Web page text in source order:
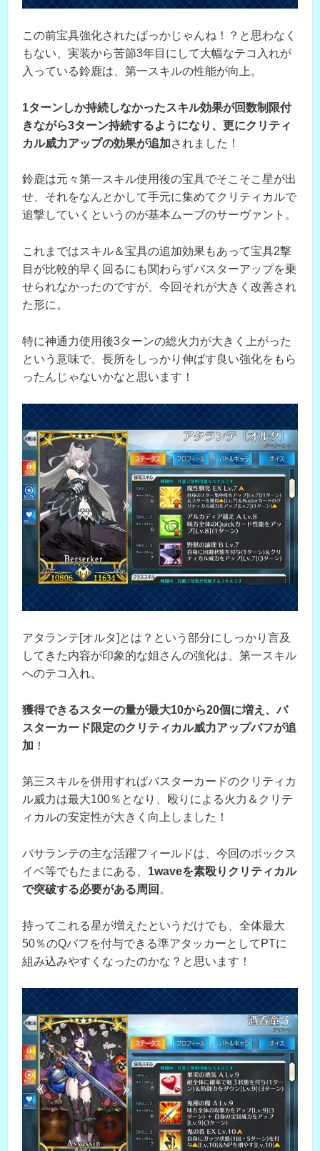
この前宝具強化されたばっかじゃんね！？と思わなく
もない、実装から苦節3年目にして大幅なテコ入れが
入っている鈴鹿は、第一スキルの性能が向上。
1ターンしか持続しなかったスキル効果が回数制限付
きながら3ターン持続するようになり、更にクリティ
カル威力アップの効果が追加されました！
鈴鹿は元々第一スキル使用後の宝具でそこそこ星が出
せ、それをなんとかして手元に集めてクリティカルで
追撃していくというのが基本ムーブのサーヴァント。
これまではスキル＆宝具の追加効果もあって宝具2撃
目が比較的早く回るにも関わらずバスターアップを乗
せられなかったのですが、今回それが大きく改善され
た形に。
特に神通力使用後3ターンの総火力が大きく上がった
という意味で、長所をしっかり伸ばす良い強化をもら
ったんじゃないかなと思います！
アタランテ[オルタ]とは？という部分にしっかり言及
してきた内容が印象的な姐さんの強化は、第一スキル
へのテコ入れ。
獲得できるスターの量が最大10から20個に増え、バ
スターカード限定のクリティカル威力アップバフが追
加 ！
第三スキルを併用すればバスターカードのクリティカ
ル威力は最大100％となり、殴りによる火力＆クリテ
ィカルの安定性が大きく向上しました！
バサランテの主な活躍フィールドは、今回のボックス
イベ等でもたまにある、 1waveを素殴りクリティカル
で突破する必要がある周回 。
持ってこれる星が増えたというだけでも、全体最大
50％のQバフを付与できる準アタッカーとしてPTに
組み込みやすくなったのかな？と思います！